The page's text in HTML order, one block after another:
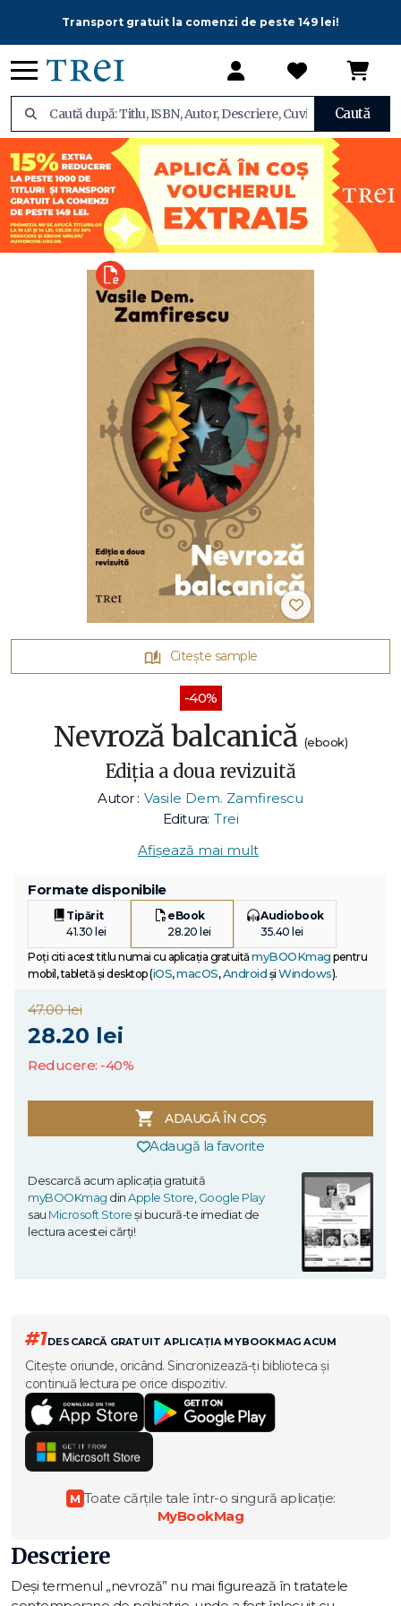
Transport gratuit la comenzi de peste 149 lei!
Caută
Citește sample
-40%
Nevroză balcanică (ebook)
Ediția a doua revizuită
Autor : Vasile Dem. Zamfirescu
Editura: Trei
Afișează mai mult
Formate disponibile
Tipărit
41.30 lei
eBook
28.20 lei
Audiobook
35.40 lei
Poți citi acest titlu numai cu aplicația gratuitămyBOOKmag pentru
mobil, tabletă și desktop (iOS,macOS,Android și Windows).
47.00 lei
28.20 lei
Reducere: -40%
ADAUGĂ ÎN COȘ
Adaugă la favorite
Descarcă acum aplicația gratuită
myBOOKmag dinApple Store,Google Play
sau Microsoft Storeși bucură-te imediat de
lectura acestei cărți!
#1DESCARCĂ GRATUIT APLICAȚIA MYBOOKMAG ACUM
Citește oriunde, oricând. Sincronizează-ți biblioteca și
continuă lectura pe orice dispozitiv.
M Toate cărțile tale într-o singură aplicație:
MyBookMag
Descriere
Deși termenul „nevroză” nu mai figurează în tratatele